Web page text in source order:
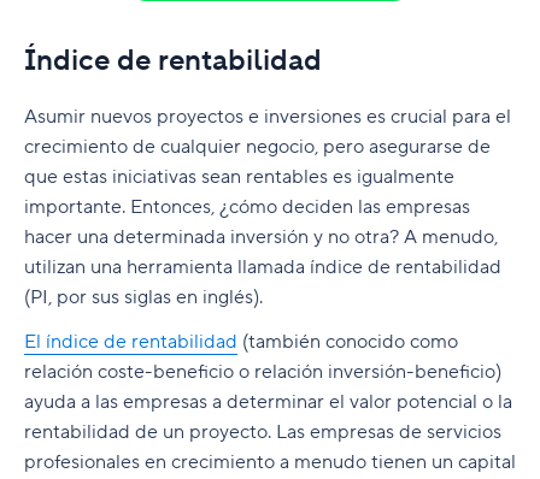
Índice de rentabilidad
Asumir nuevos proyectos e inversiones es crucial para el
crecimiento de cualquier negocio, pero asegurarse de
que estas iniciativas sean rentables es igualmente
importante. Entonces, ¿cómo deciden las empresas
hacer una determinada inversión y no otra? A menudo,
utilizan una herramienta llamada índice de rentabilidad
(PI, por sus siglas en inglés).
El índice de rentabilidad (también conocido como
relación coste-beneficio o relación inversión-beneficio)
ayuda a las empresas a determinar el valor potencial o la
rentabilidad de un proyecto. Las empresas de servicios
profesionales en crecimiento a menudo tienen un capital